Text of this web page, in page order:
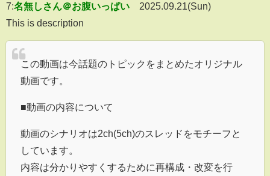
7:名無しさん＠お腹いっぱい
2025.09.21(Sun)
This is description
この動画は今話題のトピックをまとめたオリジナル
動画です。
■動画の内容について
動画のシナリオは2ch(5ch)のスレッドをモチーフと
しています。
内容は分かりやすくするために再構成・改変を行